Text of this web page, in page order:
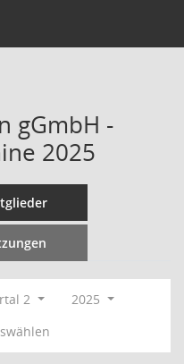
gGmbH -
2025
2
2025